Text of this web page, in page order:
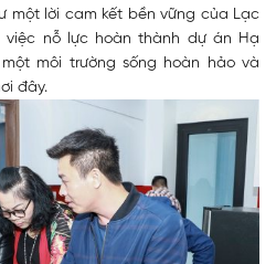
một lời cam kết bền vững của Lạc
nỗ lực hoàn thành dự án Hạ
một môi trường sống hoàn hảo và
đây.